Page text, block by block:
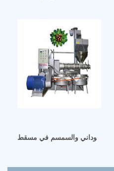
السوداني والسمسم في مسقط